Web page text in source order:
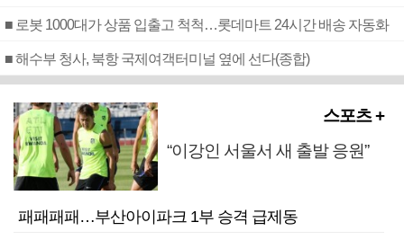
■ 로봇 1000대가 상품 입출고 척척…롯데마트 24시간 배송 자동화
■ 해수부 청사, 북항 국제여객터미널 옆에 선다(종합)
스포츠 +
“이강인 서울서 새 출발 응원”
패패패패…부산아이파크 1부 승격 급제동